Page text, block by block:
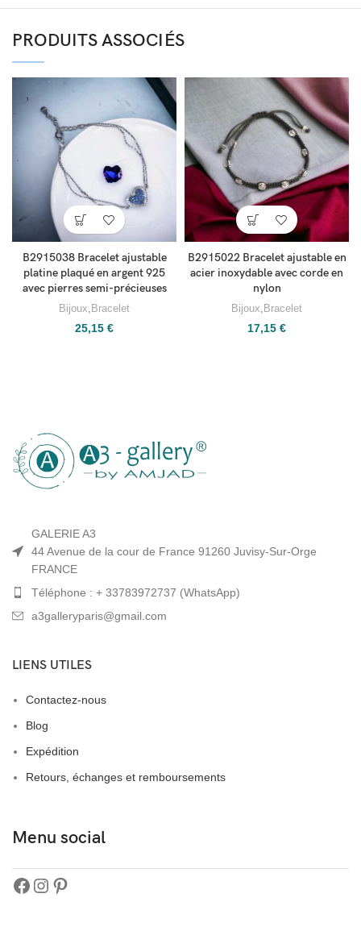
PRODUITS ASSOCIÉS
B2915038 Bracelet ajustable
platine plaqué en argent 925
avec pierres semi-précieuses
Bijoux, Bracelet
25,15 €
B2915022 Bracelet ajustable en
acier inoxydable avec corde en
nylon
Bijoux, Bracelet
17,15 €
GALERIE A3
44 Avenue de la cour de France 91260 Juvisy-Sur-Orge
FRANCE
Téléphone : + 33783972737 (WhatsApp)
a3galleryparis@gmail.com
LIENS UTILES
Contactez-nous
Blog
Expédition
Retours, échanges et remboursements
Menu social